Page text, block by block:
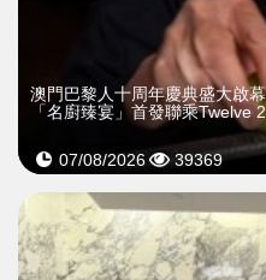
澳門巴黎人十周年慶典盛大啟幕
「名廚臻宴」首發聯乘Twelve
07/08/2026 39369